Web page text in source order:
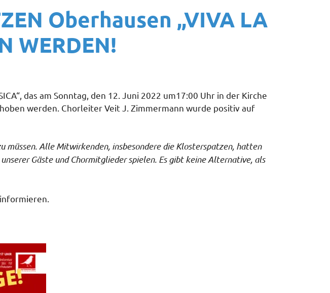
Oberhausen „VIVA LA
WERDEN!
das am Sonntag, den 12. Juni 2022 um17:00 Uhr in der Kirche
werden. Chorleiter Veit J. Zimmermann wurde positiv auf
müssen. Alle Mitwirkenden, insbesondere die Klosterspatzen, hatten
Gäste und Chormitglieder spielen. Es gibt keine Alternative, als